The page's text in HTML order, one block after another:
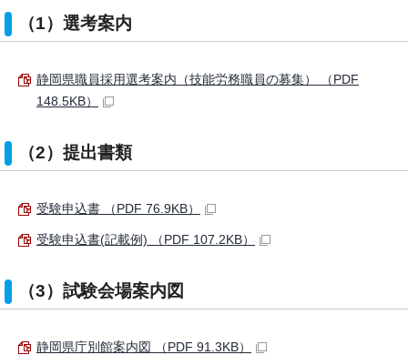
（1）選考案内
静岡県職員採用選考案内（技能労務職員の募集） （PDF
148.5KB）
（2）提出書類
受験申込書 （PDF 76.9KB）
受験申込書(記載例) （PDF 107.2KB）
（3）試験会場案内図
静岡県庁別館案内図 （PDF 91.3KB）